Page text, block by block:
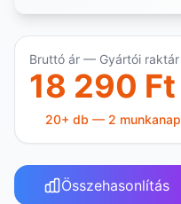
Bruttó ár — Gyártói raktár
18 290 Ft
20+ db — 2 munkanap
Összehasonlítás